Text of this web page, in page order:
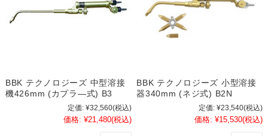
BBK テクノロジーズ 中型溶接
機426mm (カプラ―式) B3
定価: ¥32,560(税込)
価格: ¥21,480(税込)
BBK テクノロジーズ 小型溶接
器340mm (ネジ式) B2N
定価: ¥23,540(税込)
価格: ¥15,530(税込)